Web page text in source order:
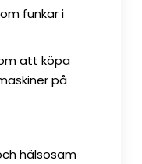
funkar i
att köpa
på
hälsosam